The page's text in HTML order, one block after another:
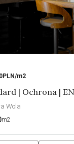
m2
| Ochrona |
Wola
m2